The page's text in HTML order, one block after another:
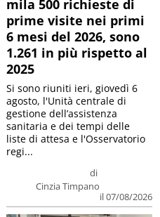
mila 500 richieste di
prime visite nei primi
6 mesi del 2026, sono
1.261 in più rispetto al
2025
di
Cinzia Timpano
il 07/08/2026
Si sono riuniti ieri, giovedì 6
agosto, l'Unità centrale di
gestione dell’assistenza
sanitaria e dei tempi delle
liste di attesa e l'Osservatorio
regi...